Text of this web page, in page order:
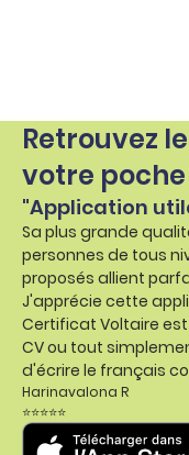
Retrouvez
votre poche
"Application
Sa plus grande
personnes de tous
proposés allient
J'apprécie cette
Certificat Voltaire
CV ou tout
d'écrire le français
Harinavalona R
⭐⭐⭐⭐⭐